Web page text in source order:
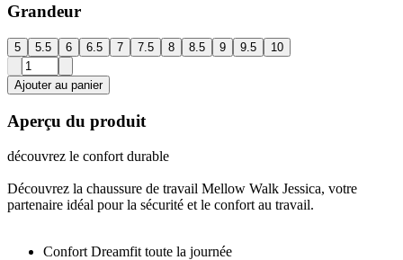
Grandeur
5 5.5 6 6.5 7 7.5 8 8.5 9 9.5 10
Ajouter au panier
Aperçu du produit
découvrez le confort durable
Découvrez la chaussure de travail Mellow Walk Jessica, votre
partenaire idéal pour la sécurité et le confort au travail.
Confort Dreamfit toute la journée